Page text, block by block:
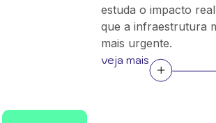
estuda o impacto
que a infraestrutura
mais urgente.
veja mais